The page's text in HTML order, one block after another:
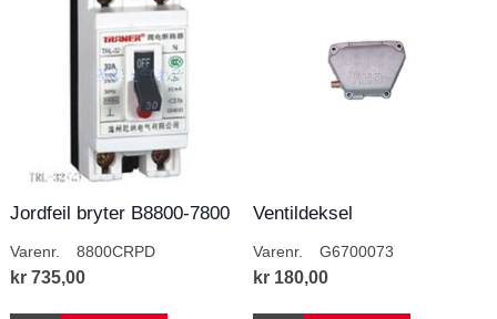
Jordfeil bryter B8800-7800
Varenr. 8800CRPD
kr 735,00
Ventildeksel
Varenr. G6700073
kr 180,00